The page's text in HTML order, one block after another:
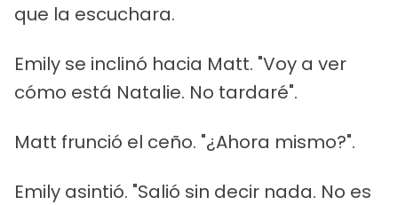
que la escuchara.
Emily se inclinó hacia Matt. "Voy a ver
cómo está Natalie. No tardaré".
Matt frunció el ceño. "¿Ahora mismo?".
Emily asintió. "Salió sin decir nada. No es